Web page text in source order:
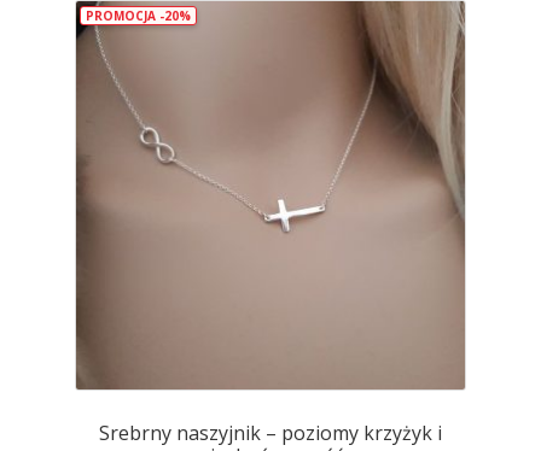
Opcje
można
wybrać
na
stronie
produktu
PROMOCJA -20%
Srebrny naszyjnik – poziomy krzyżyk i